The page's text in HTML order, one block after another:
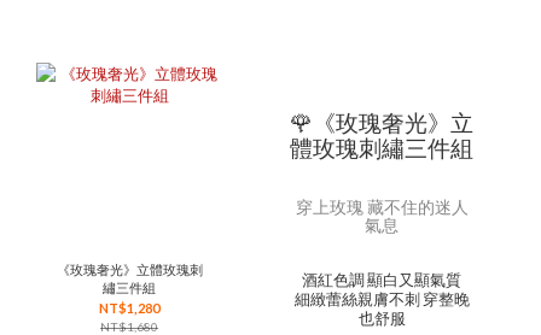
《玫瑰奢光》立體玫瑰刺
繡三件組
NT$1,280
NT$1,680
🌹《玫瑰奢光》立
體玫瑰刺繡三件組
穿上玫瑰 藏不住的迷人
氣息
酒紅色調 顯白又顯氣質
細緻蕾絲親膚不刺 穿整晚
也舒服